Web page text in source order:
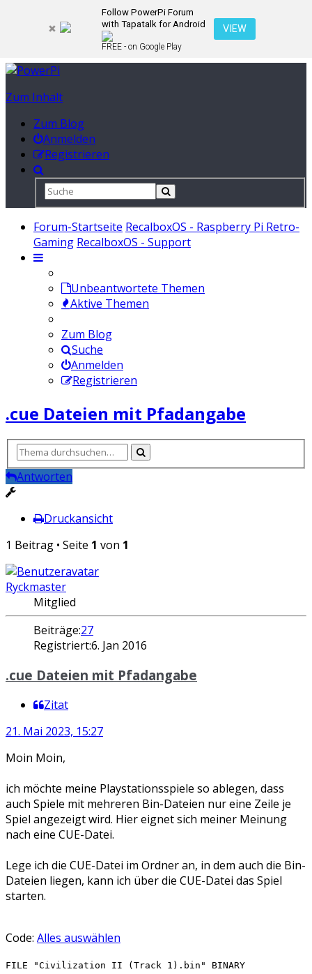
Follow PowerPi Forum
with Tapatalk for Android
FREE - on Google Play
VIEW
Zum Inhalt
Zum Blog
Anmelden
Registrieren
Forum-Startseite RecalboxOS - Raspberry Pi Retro-
Gaming RecalboxOS - Support
Unbeantwortete Themen
Aktive Themen
Zum Blog
Suche
Anmelden
Registrieren
.cue Dateien mit Pfadangabe
Antworten
Druckansicht
1 Beitrag • Seite 1 von 1
Ryckmaster
Mitglied
Beiträge:27
Registriert:6. Jan 2016
.cue Dateien mit Pfadangabe
Zitat
21. Mai 2023, 15:27
Moin Moin,
ich möchte meine Playstationsspiele so ablegen, dass
auch Spiele mit mehreren Bin-Dateien nur eine Zeile je
Spiel angezeigt wird. Hier eignet sich meiner Meinung
nach eine CUE-Datei.
Lege ich die CUE-Datei im Ordner an, in dem auch die Bin-
Dateien liegen, kann ich über die CUE-Datei das Spiel
starten.
Code: Alles auswählen
FILE "Civilization II (Track 1).bin" BINARY